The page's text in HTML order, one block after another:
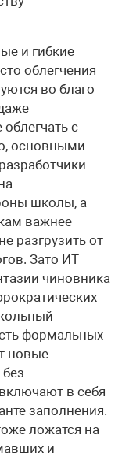
и гибкие
облегчения
во благо
с
основными
школы, а
важнее
разгрузить от
Зато ИТ
чиновника
формальных
новые
в себя
заполнения.
ложатся на
и